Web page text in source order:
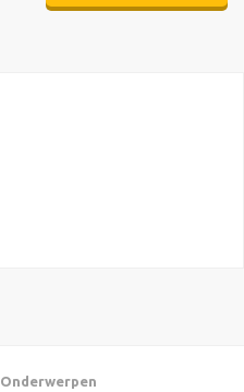
Onderwerpen